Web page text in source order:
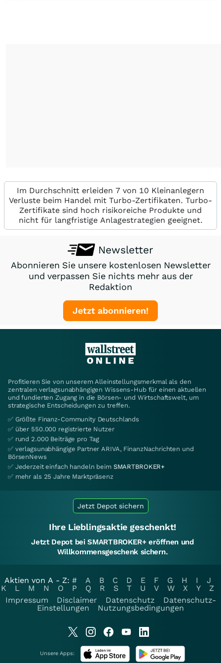
Im Durchschnitt erleiden 7 von 10 Kleinanlegern
Verluste beim Handel mit Turbo-Zertifikaten. Turbo-
Zertifikate sind hoch risikoreiche Produkte und
nicht für langfristige Anlagestrategien geeignet.
Newsletter
Abonnieren Sie unsere kostenlosen Newsletter
und verpassen Sie nichts mehr aus der
Redaktion
Jetzt abonnieren!
Profitieren Sie von unserem Alleinstellungsmerkmal als den
zentralen verlagsunabhängigen Wissens-Hub für einen aktuellen
und fundierten Zugang in die Börsen- und Wirtschaftswelt, um
strategische Entscheidungen zu treffen.
✅ Größte Finanz-Community Deutschlands
✅ über 550.000 registrierte Nutzer
✅ rund 2.000 Beiträge pro Tag
✅ verlagsunabhängige Partner ARIVA, FinanzNachrichten und
BörsenNews
✅ Jederzeit einfach handeln beim SMARTBROKER+
✅ mehr als 25 Jahre Marktpräsenz
Jetzt Depot sichern
Ihre Lieblingsaktie geschenkt!
Jetzt Depot bei SMARTBROKER+ eröffnen und
Willkommensgeschenk sichern.
Aktien von A - Z: # A B C D E F G H I
J
K
L M N O P Q R S T U V W X Y
Z
Impressum
Disclaimer Datenschutz
Datenschutz-
Einstellungen
Nutzungsbedingungen
Unsere Apps: